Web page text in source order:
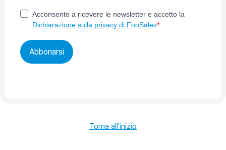
Acconsento a ricevere le newsletter e accetto la
Dichiarazione sulla privacy di FooSales
Abbonarsi
Torna all'inizio